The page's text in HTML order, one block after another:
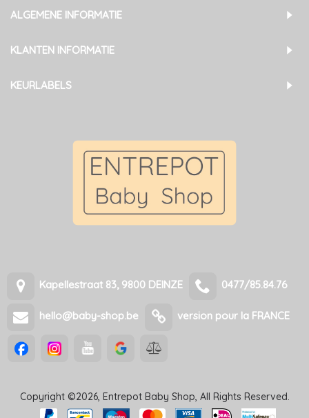
ALGEMENE INFORMATIE
KLANTEN INFORMATIE
KEURLABELS
Kapellestraat 83, 9800 DEINZE 0477/85.84.76
hello@baby-shop.be version pour la FRANCE
Copyright ©2026, Entrepot Baby Shop, All Rights Reserved.